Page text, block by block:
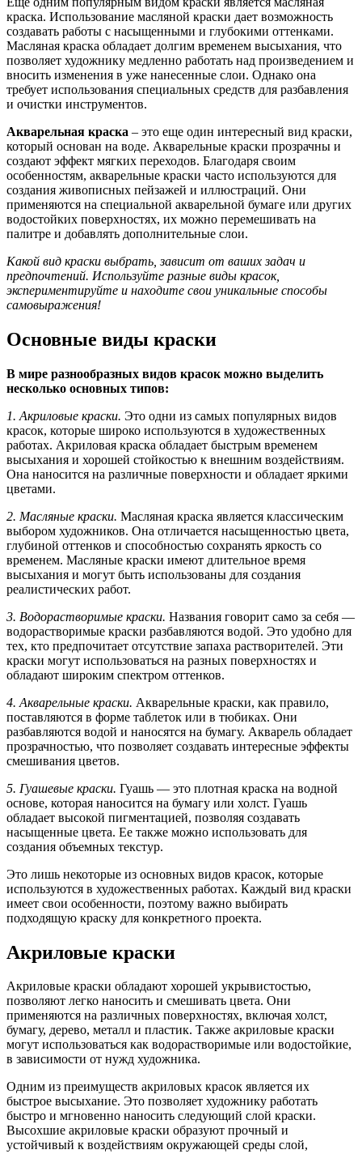
краска. Использование масляной краски дает возможность
создавать работы с насыщенными и глубокими оттенками.
Масляная краска обладает долгим временем высыхания, что
позволяет художнику медленно работать над произведением и
вносить изменения в уже нанесенные слои. Однако она
требует использования специальных средств для разбавления
и очистки инструментов.
Акварельная краска – это еще один интересный вид краски,
который основан на воде. Акварельные краски прозрачны и
создают эффект мягких переходов. Благодаря своим
особенностям, акварельные краски часто используются для
создания живописных пейзажей и иллюстраций. Они
применяются на специальной акварельной бумаге или других
водостойких поверхностях, их можно перемешивать на
палитре и добавлять дополнительные слои.
Какой вид краски выбрать, зависит от ваших задач и
предпочтений. Используйте разные виды красок,
экспериментируйте и находите свои уникальные способы
самовыражения!
Основные виды краски
В мире разнообразных видов красок можно выделить
несколько основных типов:
1. Акриловые краски. Это одни из самых популярных видов
красок, которые широко используются в художественных
работах. Акриловая краска обладает быстрым временем
высыхания и хорошей стойкостью к внешним воздействиям.
Она наносится на различные поверхности и обладает яркими
цветами.
2. Масляные краски. Масляная краска является классическим
выбором художников. Она отличается насыщенностью цвета,
глубиной оттенков и способностью сохранять яркость со
временем. Масляные краски имеют длительное время
высыхания и могут быть использованы для создания
реалистических работ.
3. Водорастворимые краски. Названия говорит само за себя —
водорастворимые краски разбавляются водой. Это удобно для
тех, кто предпочитает отсутствие запаха растворителей. Эти
краски могут использоваться на разных поверхностях и
обладают широким спектром оттенков.
4. Акварельные краски. Акварельные краски, как правило,
поставляются в форме таблеток или в тюбиках. Они
разбавляются водой и наносятся на бумагу. Акварель обладает
прозрачностью, что позволяет создавать интересные эффекты
смешивания цветов.
5. Гуашевые краски. Гуашь — это плотная краска на водной
основе, которая наносится на бумагу или холст. Гуашь
обладает высокой пигментацией, позволяя создавать
насыщенные цвета. Ее также можно использовать для
создания объемных текстур.
Это лишь некоторые из основных видов красок, которые
используются в художественных работах. Каждый вид краски
имеет свои особенности, поэтому важно выбирать
подходящую краску для конкретного проекта.
Акриловые краски
Акриловые краски обладают хорошей укрывистостью,
позволяют легко наносить и смешивать цвета. Они
применяются на различных поверхностях, включая холст,
бумагу, дерево, металл и пластик. Также акриловые краски
могут использоваться как водорастворимые или водостойкие,
в зависимости от нужд художника.
Одним из преимуществ акриловых красок является их
быстрое высыхание. Это позволяет художнику работать
быстро и мгновенно наносить следующий слой краски.
Высохшие акриловые краски образуют прочный и
устойчивый к воздействиям окружающей среды слой,